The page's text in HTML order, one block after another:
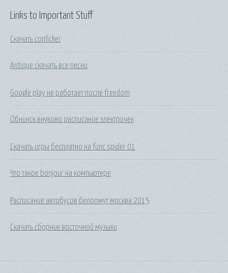
Links to Important Stuff
Скачать conficker
Antique скачать все песни
Google play не работает после freedom
Обнинск внуково расписание электричек
Скачать игры бесплатно на func spider 01
Что такое bonjour на компьютере
Расписание автобусов белоомут москва 2015
Скачать сборник восточной музыки